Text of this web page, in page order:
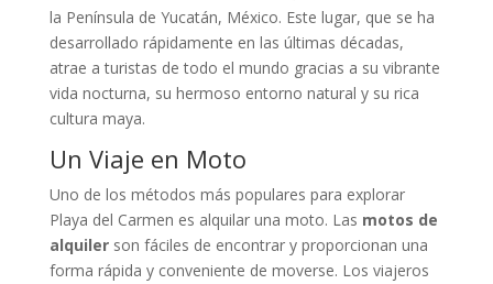
la Península de Yucatán, México. Este lugar, que se ha
desarrollado rápidamente en las últimas décadas,
atrae a turistas de todo el mundo gracias a su vibrante
vida nocturna, su hermoso entorno natural y su rica
cultura maya.
Un Viaje en Moto
Uno de los métodos más populares para explorar
Playa del Carmen es alquilar una moto. Las motos de
alquilerson fáciles de encontrar y proporcionan una
forma rápida y conveniente de moverse. Los viajeros